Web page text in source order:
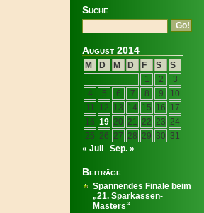
Suche
August 2014
M D M D F S
S
1
2
3
4
5 6 7 8 9
10
11 12 13 14 15 16 17
18 19 20 21 22 23 24
25 26 27 28 29 30 31
« Juli
Sep. »
Beiträge
Spannendes Finale beim
„21. Sparkassen-
Masters“